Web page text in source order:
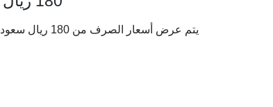
يتم عرض أسعار الصرف من 180 ريال سعودي ( SAR) إلى الدينار الكويتي ( KWD) وفقا لأحدث أسعار الصرف.